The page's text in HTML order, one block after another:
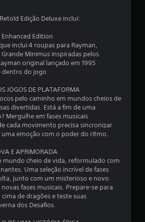
Edição Deluxe inclui:
Edition
inclui 4 roupas para Rayman,
Minimus inspiradas pelos
original lançado em 1995
dentro do jogo
JOGOS DE PLATAFORMA
pelo caminho em mundos cheios de
divertidas. Está a fim de uma
Mergulhe em fases musicais
cada movimento precisa sincronizar
emoção com o poder do ritmo.
E APRIMORADA
mundo cheio de vida, reformulado com
Uma seleção incrível de fases
junto com um misterioso e novo
fases musicais. Prepare-se para
de dragões e teste suas
dos Desafios.